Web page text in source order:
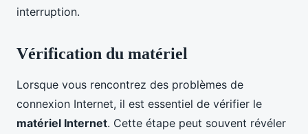
interruption.
Vérification du matériel
Lorsque vous rencontrez des problèmes de
connexion Internet, il est essentiel de vérifier le
matériel Internet. Cette étape peut souvent révéler